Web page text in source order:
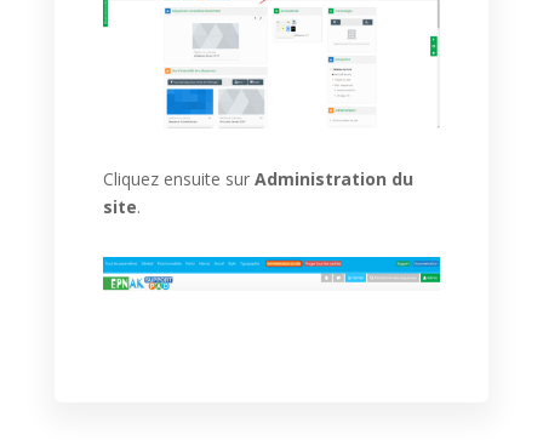
Cliquez ensuite sur Administration du
site.